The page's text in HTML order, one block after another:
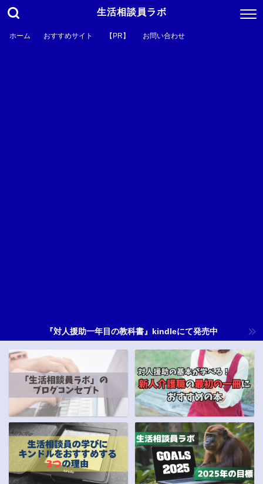
生活相談員ラボ
ホーム おすすめサイト 【PR】 お問い合わせ
『対人援助一年目の教科書』kindleにて発売中